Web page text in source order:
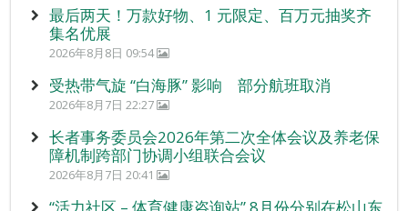
最后两天！万款好物、1 元限定、百万元抽奖齐
集名优展
2026年8月8日 09:54
受热带气旋 “白海豚” 影响 部分航班取消
2026年8月7日 22:27
长者事务委员会2026年第二次全体会议及养老保
障机制跨部门协调小组联合会议
2026年8月7日 20:41